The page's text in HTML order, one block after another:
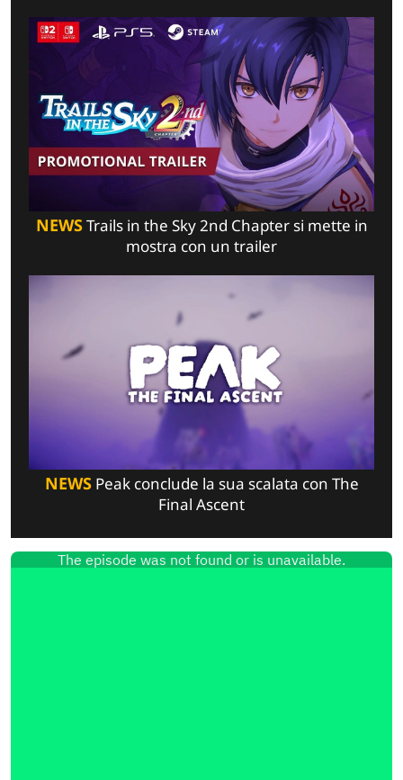
NEWSTrails in the Sky 2nd Chapter si mette in
mostra con un trailer
NEWSPeak conclude la sua scalata con The
Final Ascent